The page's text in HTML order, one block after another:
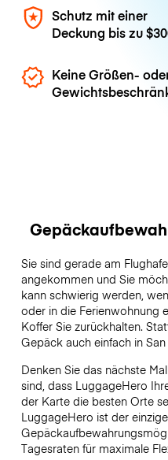
Schutz mit einer
Deckung bis zu
Keine Größen-
Sie sind gerade am
angekommen und Sie
kann schwierig werden,
oder in die Ferienwohnung
Koffer Sie zurückhalten.
Gepäck auch einfach in
Denken Sie das nächste
sind, dass LuggageHero
der Karte die besten Orte
LuggageHero ist der
Tagesraten für maximale